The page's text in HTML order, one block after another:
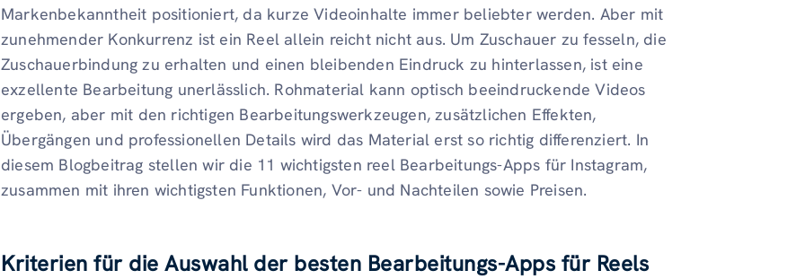
Markenbekanntheit positioniert, da kurze Videoinhalte immer beliebter werden. Aber mit
zunehmender Konkurrenz ist ein Reel allein reicht nicht aus. Um Zuschauer zu fesseln, die
Zuschauerbindung zu erhalten und einen bleibenden Eindruck zu hinterlassen, ist eine
exzellente Bearbeitung unerlässlich. Rohmaterial kann optisch beeindruckende Videos
ergeben, aber mit den richtigen Bearbeitungswerkzeugen, zusätzlichen Effekten,
Übergängen und professionellen Details wird das Material erst so richtig differenziert. In
diesem Blogbeitrag stellen wir die 11 wichtigsten reel Bearbeitungs-Apps für Instagram,
zusammen mit ihren wichtigsten Funktionen, Vor- und Nachteilen sowie Preisen.
Kriterien für die Auswahl der besten Bearbeitungs-Apps für Reels